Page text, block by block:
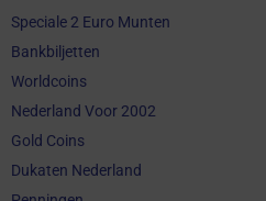
Speciale 2 Euro Munten
Bankbiljetten
Worldcoins
Nederland Voor 2002
Gold Coins
Dukaten Nederland